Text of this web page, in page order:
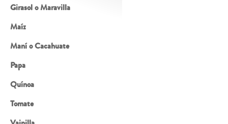
Girasol o Maravilla
Maíz
Maní o Cacahuate
Papa
Quínoa
Tomate